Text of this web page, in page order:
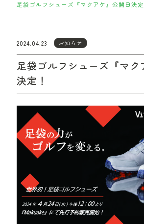
足袋ゴルフシューズ『マクアケ』公開日決定
2024.04.23 お知らせ
足袋ゴルフシューズ『マク
決定！